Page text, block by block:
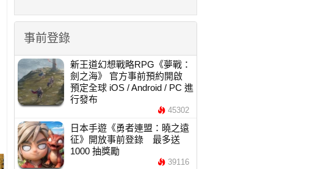
事前登錄
新王道幻想戰略RPG《夢戰：
劍之海》 官方事前預約開啟
預定全球 iOS / Android / PC 進
行發布
45302
日本手遊《勇者連盟：曉之遠
征》開放事前登錄 最多送
1000 抽獎勵
39116